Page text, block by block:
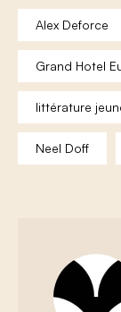
Alex Deforce
Grand Hotel
littérature
Neel Doff